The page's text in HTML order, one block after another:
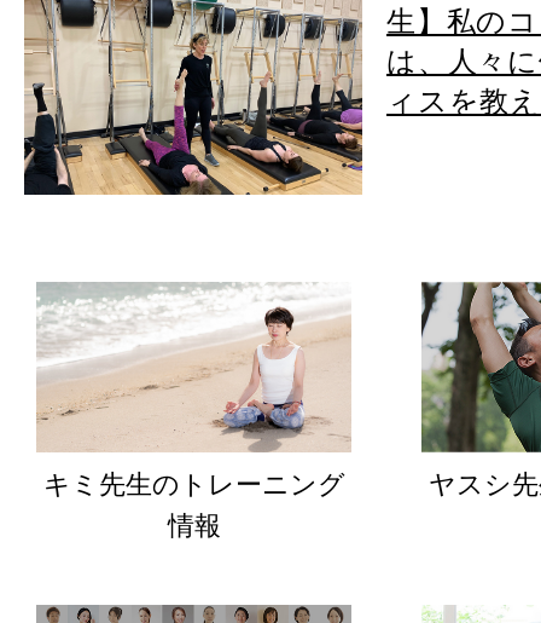
生】私の
は、人々
ィスを教
キミ先生のトレーニング
情報
ヤスシ